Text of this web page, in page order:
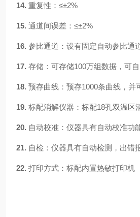
14. 重复性： ≤±2%
15. 通道间误差： ≤±2%
16. 参比通道： 设有固定自动参比通
17. 存储： 可存储100万组数据，可
18. 预存曲线： 预存1000条曲线，并
19. 标配消解仪器： 标配18孔双温区
20. 自动校准： 仪器具有自动校准功
21. 自检： 仪器具有自动检测，出错
22. 打印方式： 标配内置热敏打印机